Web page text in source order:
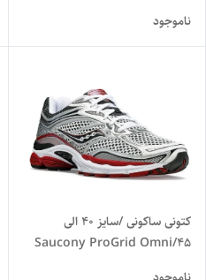
ناموجود
کتونی ساکونی /سایز 40 الی
45/Saucony ProGrid Omni